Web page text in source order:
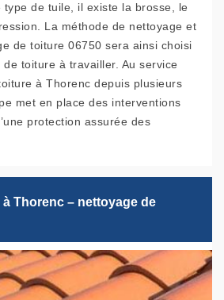
type de tuile, il existe la brosse, le
La méthode de nettoyage et
de toiture 06750 sera ainsi choisi
toiture à travailler. Au service
à Thorenc depuis plusieurs
met en place des interventions
protection assurée des
Thorenc – nettoyage de